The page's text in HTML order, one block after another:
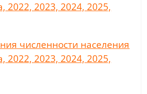
2022, 2023, 2024, 2025,
численности населения
2022, 2023, 2024, 2025,